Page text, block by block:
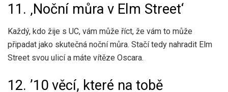
11. ‚Noční můra v Elm Street‘
Každý, kdo žije s UC, vám může říct, že vám to může
připadat jako skutečná noční můra. Stačí tedy nahradit Elm
Street svou ulicí a máte vítěze Oscara.
12. ’10 věcí, které na tobě